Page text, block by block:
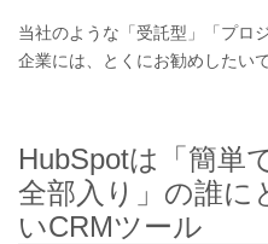
当社のような「受託型」「プロ
企業には、とくにお勧めしたいで
HubSpotは「簡単
全部入り」の誰に
いCRMツール